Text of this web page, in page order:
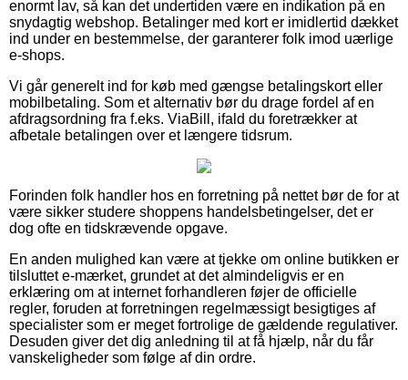
enormt lav, så kan det undertiden være en indikation på en
snydagtig webshop. Betalinger med kort er imidlertid dækket
ind under en bestemmelse, der garanterer folk imod uærlige
e-shops.
Vi går generelt ind for køb med gængse betalingskort eller
mobilbetaling. Som et alternativ bør du drage fordel af en
afdragsordning fra f.eks. ViaBill, ifald du foretrækker at
afbetale betalingen over et længere tidsrum.
Forinden folk handler hos en forretning på nettet bør de for at
være sikker studere shoppens handelsbetingelser, det er
dog ofte en tidskrævende opgave.
En anden mulighed kan være at tjekke om online butikken er
tilsluttet e-mærket, grundet at det almindeligvis er en
erklæring om at internet forhandleren føjer de officielle
regler, foruden at forretningen regelmæssigt besigtiges af
specialister som er meget fortrolige de gældende regulativer.
Desuden giver det dig anledning til at få hjælp, når du får
vanskeligheder som følge af din ordre.